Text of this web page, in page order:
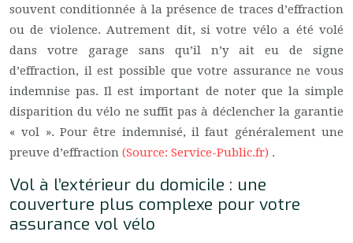
souvent conditionnée à la présence de traces d’effraction
ou de violence. Autrement dit, si votre vélo a été volé
dans votre garage sans qu’il n’y ait eu de signe
d’effraction, il est possible que votre assurance ne vous
indemnise pas. Il est important de noter que la simple
disparition du vélo ne suffit pas à déclencher la garantie
« vol ». Pour être indemnisé, il faut généralement une
preuve d’effraction (Source: Service-Public.fr) .
Vol à l’extérieur du domicile : une
couverture plus complexe pour votre
assurance vol vélo